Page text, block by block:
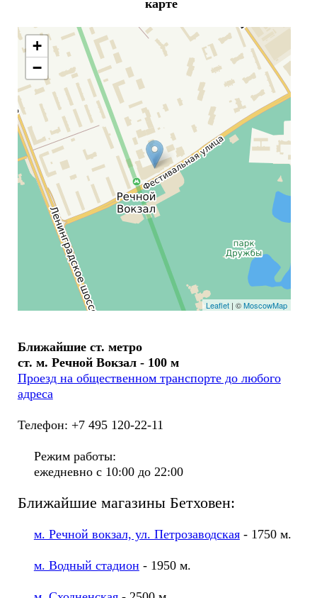
карте
+
−
Leaflet| ©MoscowMap
Ближайшие ст. метро
ст. м. Речной Вокзал - 100 м
Проезд на общественном транспорте до любого
адреса
Телефон: +7 495 120-22-11
Режим работы:
ежедневно с 10:00 до 22:00
Ближайшие магазины Бетховен:
м. Речной вокзал, ул. Петрозаводская- 1750 м.
м. Водный стадион - 1950 м.